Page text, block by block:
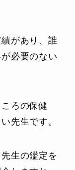
があり、誰
必要のない
ろの保健
先生です。
生の鑑定を